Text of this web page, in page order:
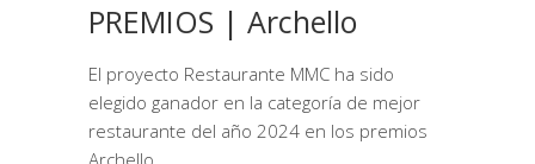
PREMIOS | Archello
El proyecto Restaurante MMC ha sido
elegido ganador en la categoría de mejor
restaurante del año 2024 en los premios
Archello.